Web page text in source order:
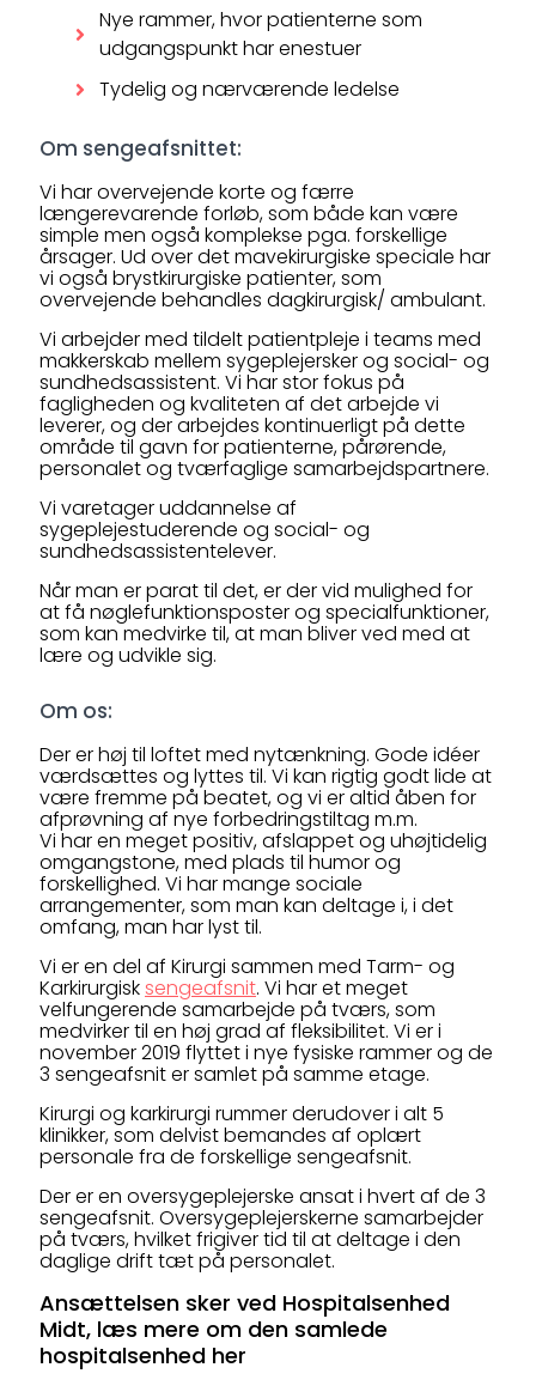
Nye rammer, hvor patienterne som
udgangspunkt har enestuer
Tydelig og nærværende ledelse
Om sengeafsnittet:
Vi har overvejende korte og færre
længerevarende forløb, som både kan være
simple men også komplekse pga. forskellige
årsager. Ud over det mavekirurgiske speciale har
vi også brystkirurgiske patienter, som
overvejende behandles dagkirurgisk/ ambulant.
Vi arbejder med tildelt patientpleje i teams med
makkerskab mellem sygeplejersker og social- og
sundhedsassistent. Vi har stor fokus på
fagligheden og kvaliteten af det arbejde vi
leverer, og der arbejdes kontinuerligt på dette
område til gavn for patienterne, pårørende,
personalet og tværfaglige samarbejdspartnere.
Vi varetager uddannelse af
sygeplejestuderende og social- og
sundhedsassistentelever.
Når man er parat til det, er der vid mulighed for
at få nøglefunktionsposter og specialfunktioner,
som kan medvirke til, at man bliver ved med at
lære og udvikle sig.
Om os:
Der er høj til loftet med nytænkning. Gode idéer
værdsættes og lyttes til. Vi kan rigtig godt lide at
være fremme på beatet, og vi er altid åben for
afprøvning af nye forbedringstiltag m.m.
Vi har en meget positiv, afslappet og uhøjtidelig
omgangstone, med plads til humor og
forskellighed. Vi har mange sociale
arrangementer, som man kan deltage i, i det
omfang, man har lyst til.
Vi er en del af Kirurgi sammen med Tarm- og
Karkirurgisksengeafsnit. Vi har et meget
velfungerende samarbejde på tværs, som
medvirker til en høj grad af fleksibilitet. Vi er i
november 2019 flyttet i nye fysiske rammer og de
3 sengeafsnit er samlet på samme etage.
Kirurgi og karkirurgi rummer derudover i alt 5
klinikker, som delvist bemandes af oplært
personale fra de forskellige sengeafsnit.
Der er en oversygeplejerske ansat i hvert af de 3
sengeafsnit. Oversygeplejerskerne samarbejder
på tværs, hvilket frigiver tid til at deltage i den
daglige drift tæt på personalet.
Ansættelsen sker ved Hospitalsenhed
Midt, læs mere om den samlede
hospitalsenhed her